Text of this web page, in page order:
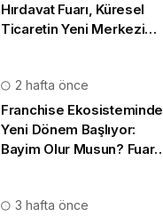
Hırdavat Fuarı, Küresel
Ticaretin Yeni Merkezi
2 hafta önce
Franchise Ekosisteminde
Yeni Dönem Başlıyor:
Bayim Olur Musun? Fuarı
3 hafta önce